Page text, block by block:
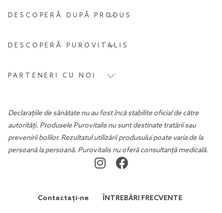
DESCOPERĂ DUPĂ PRODUS
DESCOPERĂ PUROVITALIS
PARTENERI CU NOI
Declarațiile de sănătate nu au fost încă stabilite oficial de către
autorități. Produsele Purovitalis nu sunt destinate tratării sau
prevenirii bolilor. Rezultatul utilizării produsului poate varia de la
persoană la persoană. Purovitalis nu oferă consultanță medicală.
Contactați-ne ÎNTREBĂRI FRECVENTE